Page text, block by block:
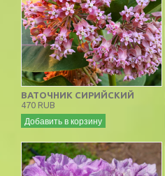
ВАТОЧНИК СИРИЙСКИЙ
470 RUB
Добавить в корзину